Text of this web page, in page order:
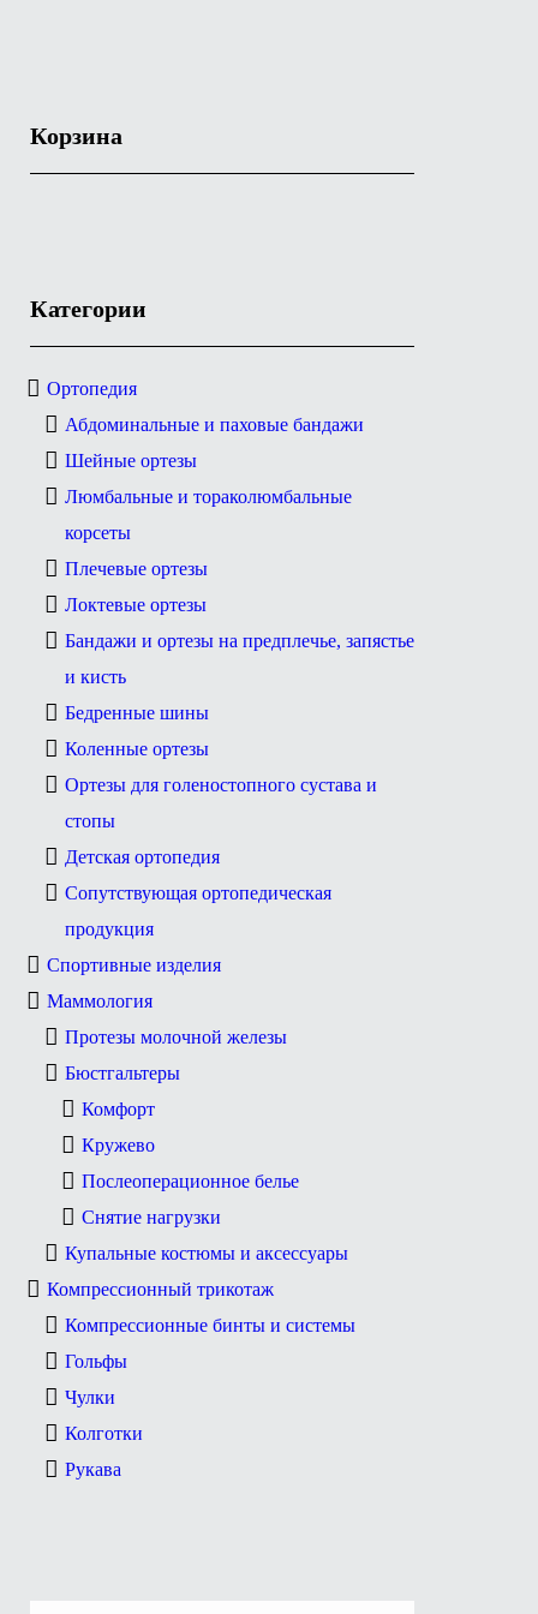
Корзина
Категории
Ортопедия
Абдоминальные и паховые бандажи
Шейные ортезы
Люмбальные и тораколюмбальные
корсеты
Плечевые ортезы
Локтевые ортезы
Бандажи и ортезы на предплечье, запястье
и кисть
Бедренные шины
Коленные ортезы
Ортезы для голеностопного сустава и
стопы
Детская ортопедия
Сопутствующая ортопедическая
продукция
Спортивные изделия
Маммология
Протезы молочной железы
Бюстгальтеры
Комфорт
Кружево
Послеоперационное белье
Снятие нагрузки
Купальные костюмы и аксессуары
Компрессионный трикотаж
Компрессионные бинты и системы
Гольфы
Чулки
Колготки
Рукава